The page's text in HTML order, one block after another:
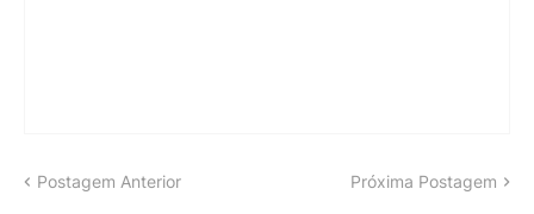
Postagem Anterior Próxima Postagem